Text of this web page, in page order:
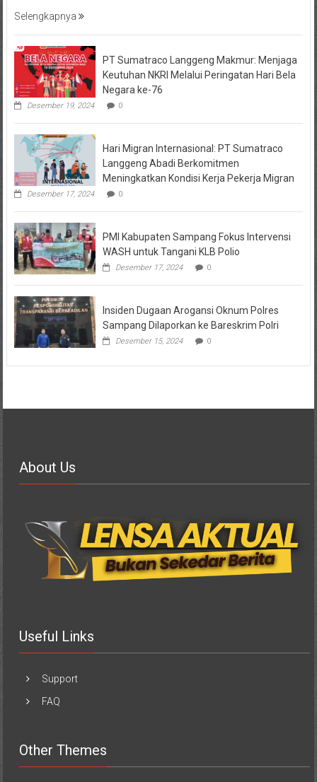
Selengkapnya
PT Sumatraco Langgeng Makmur: Menjaga
Keutuhan NKRI Melalui Peringatan Hari Bela
Negara ke-76
Desember 19, 2024 0
Hari Migran Internasional: PT Sumatraco
Langgeng Abadi Berkomitmen
Meningkatkan Kondisi Kerja Pekerja Migran
Desember 17, 2024 0
PMI Kabupaten Sampang Fokus Intervensi
WASH untuk Tangani KLB Polio
Desember 17, 2024 0
Insiden Dugaan Arogansi Oknum Polres
Sampang Dilaporkan ke Bareskrim Polri
Desember 15, 2024 0
About Us
Useful Links
Support
FAQ
Other Themes